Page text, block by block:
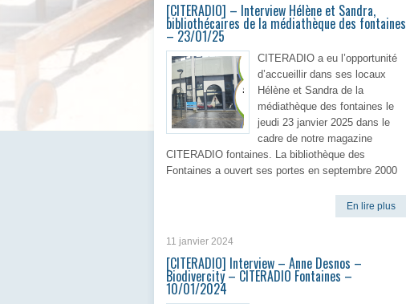
[CITERADIO] – Interview Hélène et Sandra,
bibliothécaires de la médiathèque des fontaines
– 23/01/25
CITERADIO a eu l’opportunité
d’accueillir dans ses locaux
Hélène et Sandra de la
médiathèque des fontaines le
jeudi 23 janvier 2025 dans le
cadre de notre magazine
CITERADIO fontaines. La bibliothèque des
Fontaines a ouvert ses portes en septembre 2000
En lire plus
11 janvier 2024
[CITERADIO] Interview – Anne Desnos –
Biodivercity – CITERADIO Fontaines –
10/01/2024